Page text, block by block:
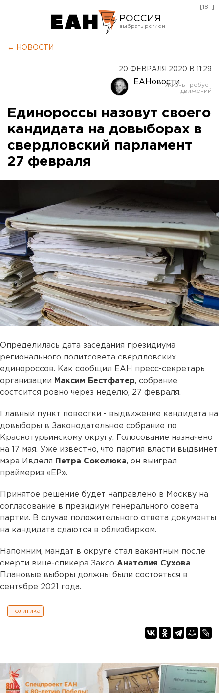
РОССИЯ
Оренбург
[18+]
← НОВОСТИ
20 ФЕВРАЛЯ 2020 В 11:29
ЕАНовости
Единороссы назовут своего
кандидата на довыборах в
свердловский парламент
27 февраля
Определилась дата заседания президиума
регионального политсовета свердловских
единороссов. Как сообщил ЕАН пресс-секретарь
организации Максим Бестфатер, собрание
состоится ровно через неделю, 27 февраля.
Главный пункт повестки - выдвижение кандидата на
довыборы в Законодательное собрание по
Краснотурьинскому округу. Голосование назначено
на 17 мая. Уже известно, что партия власти выдвинет
мэра Ивделя
Петра Соколюка, он выиграл
праймериз «ЕР».
Принятое решение будет направлено в Москву на
согласование в президиум генерального совета
партии. В случае положительного ответа документы
на кандидата сдаются в облизбирком.
Напомним, мандат в округе стал вакантным после
смерти вице-спикера Заксо Анатолия Сухова.
Плановые выборы должны были состояться в
сентябре 2021 года.
Политика